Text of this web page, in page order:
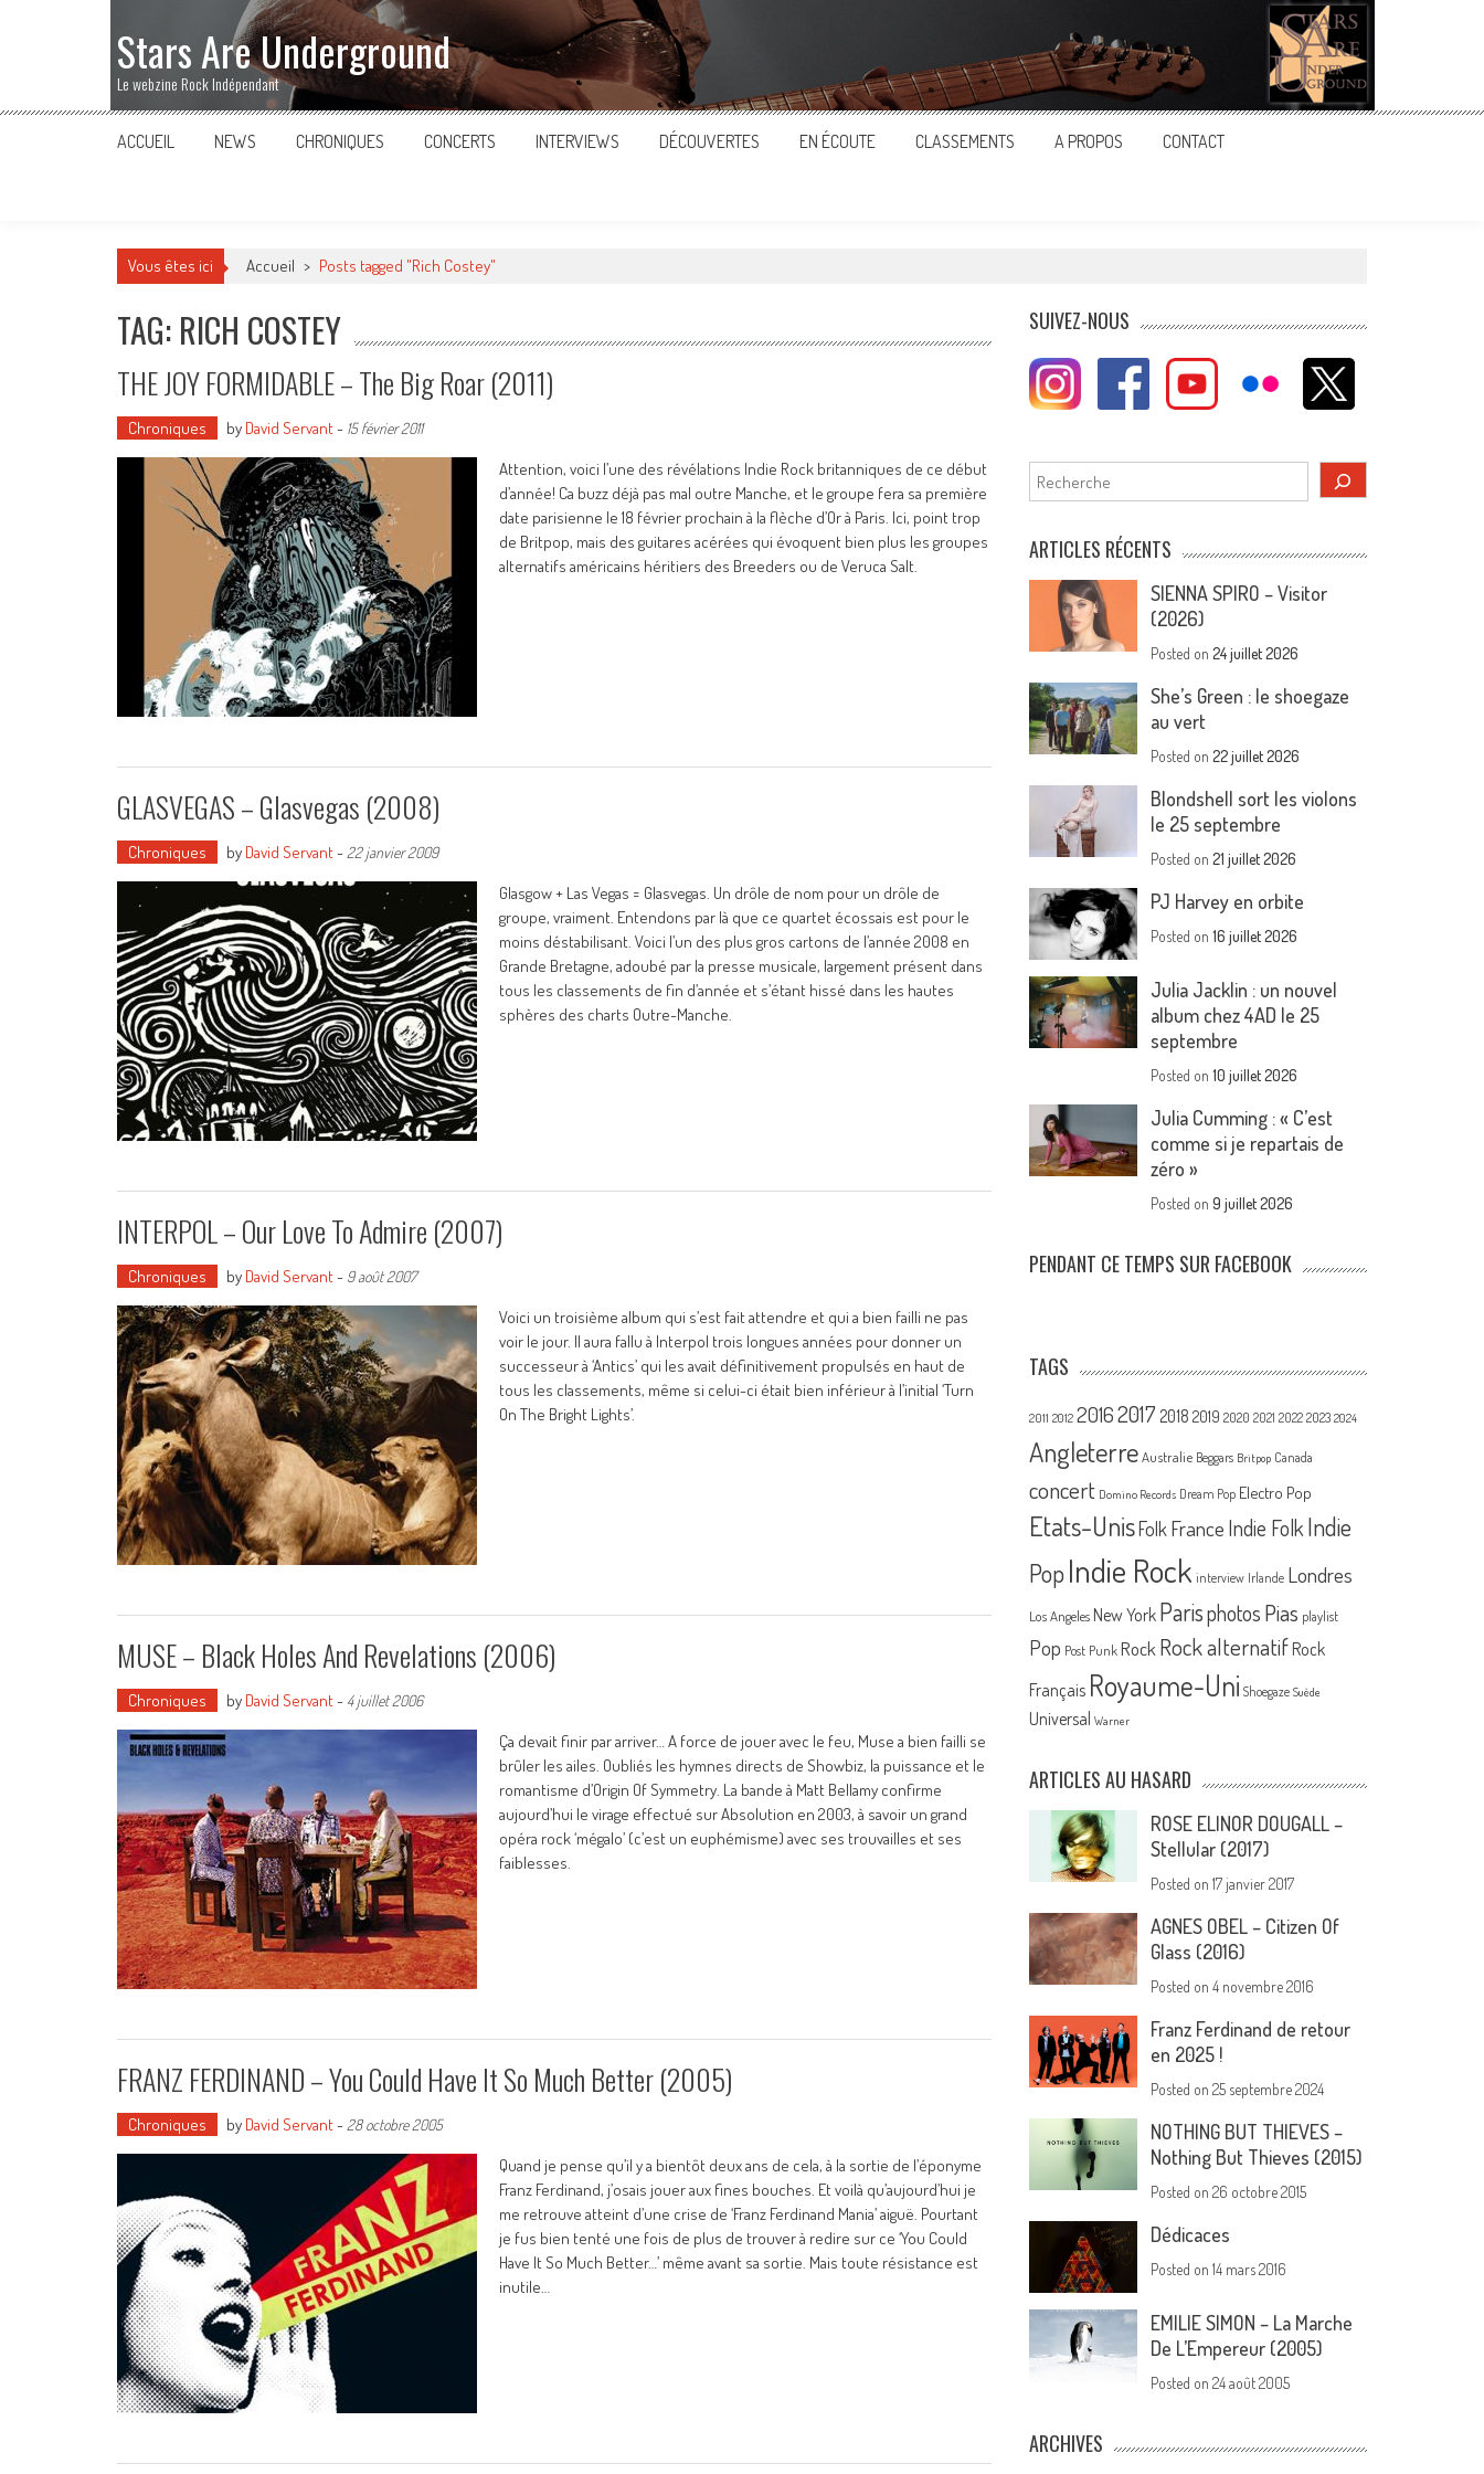
Stars Are Underground
Le webzine Rock Indépendant
ACCUEIL NEWS CHRONIQUES CONCERTS INTERVIEWS DÉCOUVERTES EN ÉCOUTE CLASSEMENTS A PROPOS CONTACT
Vous êtes ici Accueil > Posts tagged "Rich Costey"
TAG: RICH COSTEY
THE JOY FORMIDABLE – The Big Roar (2011)
Chroniques by David Servant- 15 février 2011
Attention, voici l’une des révélations Indie Rock britanniques de ce début
d’année! Ca buzz déjà pas mal outre Manche, et le groupe fera sa première
date parisienne le 18 février prochain à la flèche d’Or à Paris. Ici, point trop
de Britpop, mais des guitares acérées qui évoquent bien plus les groupes
alternatifs américains héritiers des Breeders ou de Veruca Salt.
GLASVEGAS – Glasvegas (2008)
Chroniques by David Servant- 22 janvier 2009
Glasgow + Las Vegas = Glasvegas. Un drôle de nom pour un drôle de
groupe, vraiment. Entendons par là que ce quartet écossais est pour le
moins déstabilisant. Voici l’un des plus gros cartons de l’année 2008 en
Grande Bretagne, adoubé par la presse musicale, largement présent dans
tous les classements de fin d’année et s’étant hissé dans les hautes
sphères des charts Outre-Manche.
INTERPOL – Our Love To Admire (2007)
Chroniques by David Servant- 9 août 2007
Voici un troisième album qui s’est fait attendre et qui a bien failli ne pas
voir le jour. Il aura fallu à Interpol trois longues années pour donner un
successeur à ‘Antics’ qui les avait définitivement propulsés en haut de
tous les classements, même si celui-ci était bien inférieur à l’initial ‘Turn
On The Bright Lights’.
MUSE – Black Holes And Revelations (2006)
Chroniques by David Servant- 4 juillet 2006
Ça devait finir par arriver… A force de jouer avec le feu, Muse a bien failli se
brûler les ailes. Oubliés les hymnes directs de Showbiz, la puissance et le
romantisme d’Origin Of Symmetry. La bande à Matt Bellamy confirme
aujourd’hui le virage effectué sur Absolution en 2003, à savoir un grand
opéra rock ‘mégalo’ (c’est un euphémisme) avec ses trouvailles et ses
faiblesses.
FRANZ FERDINAND – You Could Have It So Much Better (2005)
Chroniques by David Servant- 28 octobre 2005
Quand je pense qu’il y a bientôt deux ans de cela, à la sortie de l’éponyme
Franz Ferdinand, j’osais jouer aux fines bouches. Et voilà qu’aujourd’hui je
me retrouve atteint d’une crise de ‘Franz Ferdinand Mania’ aiguë. Pourtant
je fus bien tenté une fois de plus de trouver à redire sur ce ‘You Could
Have It So Much Better…’ même avant sa sortie. Mais toute résistance est
inutile…
SUIVEZ-NOUS
Rechercher
ARTICLES RÉCENTS
SIENNA SPIRO – Visitor
(2026)
Posted on24 juillet 2026
She’s Green : le shoegaze
au vert
Posted on22 juillet 2026
Blondshell sort les violons
le 25 septembre
Posted on21 juillet 2026
PJ Harvey en orbite
Posted on16 juillet 2026
Julia Jacklin : un nouvel
album chez 4AD le 25
septembre
Posted on10 juillet 2026
Julia Cumming : « C’est
comme si je repartais de
zéro »
Posted on9 juillet 2026
PENDANT CE TEMPS SUR FACEBOOK
TAGS
2011 2012 20162017 2018 2019 2020 2021 2022 2023 2024
Angleterre Australie Beggars Britpop Canada
concert Domino Records Dream Pop Electro Pop
Etats-UnisFolk France Indie FolkIndie
PopIndie Rock interview Irlande Londres
Los Angeles New York Parisphotos Pias playlist
Pop Post Punk Rock Rock alternatif Rock
Français Royaume-Uni Shoegaze Suède
Universal Warner
ARTICLES AU HASARD
ROSE ELINOR DOUGALL –
Stellular (2017)
Posted on17 janvier 2017
AGNES OBEL – Citizen Of
Glass (2016)
Posted on4 novembre 2016
Franz Ferdinand de retour
en 2025 !
Posted on25 septembre 2024
NOTHING BUT THIEVES –
Nothing But Thieves (2015)
Posted on26 octobre 2015
Dédicaces
Posted on14 mars 2016
EMILIE SIMON – La Marche
De L’Empereur (2005)
Posted on24 août 2005
ARCHIVES